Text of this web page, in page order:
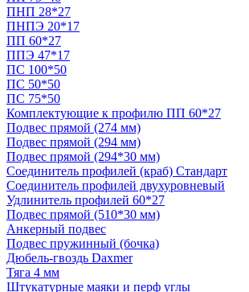
ПНП 28*27
ПНПЭ 20*17
ПП 60*27
ППЭ 47*17
ПС 100*50
ПС 50*50
ПС 75*50
Комплектующие к профилю ПП 60*27
Подвес прямой (274 мм)
Подвес прямой (294 мм)
Подвес прямой (294*30 мм)
Соединитель профилей (краб) Стандарт
Соединитель профилей двухуровневый
Удлинитель профилей 60*27
Подвес прямой (510*30 мм)
Анкерный подвес
Подвес пружинный (бочка)
Дюбель-гвоздь Daxmer
Тяга 4 мм
Штукатурные маяки и перф углы